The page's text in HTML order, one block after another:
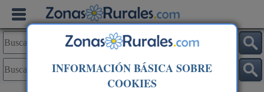
INFORMACIÓN BÁSICA SOBRE
COOKIES